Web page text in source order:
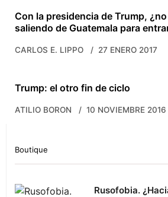
Con la presidencia de Trump,
saliendo de Guatemala para
CARLOS E. LIPPO 27 ENERO 2017
Trump: el otro fin de ciclo
ATILIO BORON 10 NOVIEMBRE 2016
Boutique
Rusofobia.